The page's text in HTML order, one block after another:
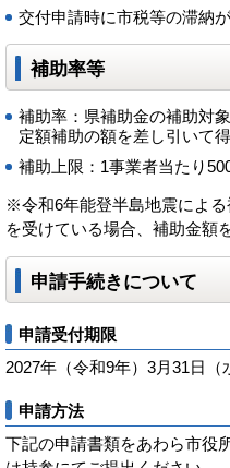
交付申請時に市税等の滞納
補助率等
補助率：県補助金の補助対
定額補助の額を差し引いて
補助上限：1事業者当たり
※令和6年能登半島地震によ
を受けている場合、補助金額
申請手続きについて
申請受付期限
2027年（令和9年）3月31日（
申請方法
下記の申請書類をあわら市役